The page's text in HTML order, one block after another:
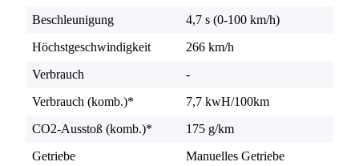
Beschleunigung
4,7 s (0-100 km/h)
Höchstgeschwindigkeit
266 km/h
Verbrauch
-
Verbrauch (komb.)*
7,7 kwH/100km
CO2-Ausstoß (komb.)*
175 g/km
Getriebe
Manuelles Getriebe